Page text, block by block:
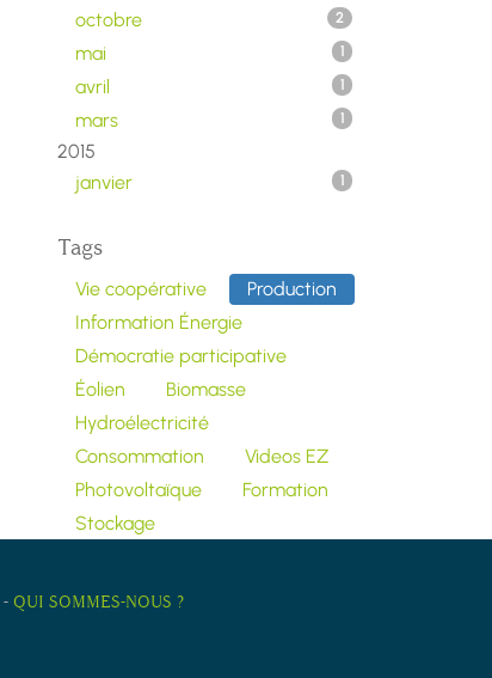
octobre 2
mai 1
avril 1
mars 1
2015
janvier
1
Tags
Vie coopérative
Production
Information Énergie
Démocratie participative
Éolien
Biomasse
Hydroélectricité
Consommation
Videos EZ
Photovoltaïque
Formation
Stockage
- QUI SOMMES-NOUS ?